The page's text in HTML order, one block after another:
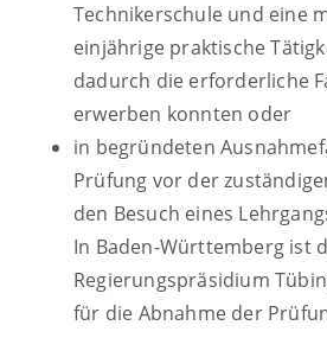
Technikerschule und eine
einjährige praktische
dadurch die erforderliche
erwerben konnten oder
in begründeten
Prüfung vor der
den Besuch eines
In Baden-Württemberg ist
Regierungspräsidium
für die Abnahme der